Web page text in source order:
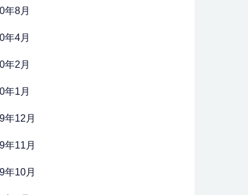
年8月
年4月
年2月
年1月
年12月
年11月
年10月